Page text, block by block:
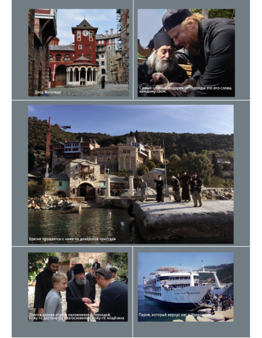
она когда-то бывает где-то там, где живет
братия монастыря. До гостиницы для
паломников она не дотекала. Это, наверное,
было единственным неудобством для меня.